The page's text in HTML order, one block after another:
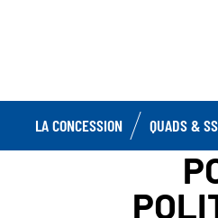
LA CONCESSION QUADS &